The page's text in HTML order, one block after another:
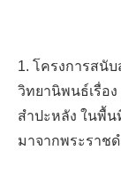
1. โครงการสนั
วิทยานิพนธ์เรื่อ
สำปะหลัง ในพื้
มาจากพระราช